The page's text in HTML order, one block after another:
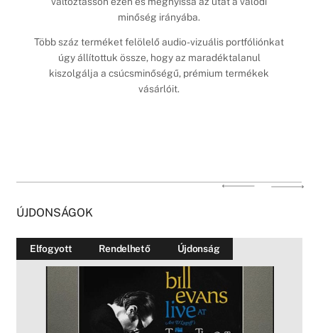
minőség irányába.
Több száz terméket felölelő audio-vizuális portfóliónkat
úgy állítottuk össze, hogy az maradéktalanul
kiszolgálja a csúcsminőségű, prémium termékek
vásárlóit.
ÚJDONSÁGOK
Elfogyott Rendelhető Újdonság